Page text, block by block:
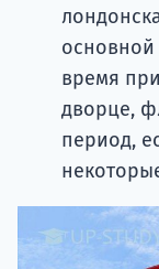
время
дворце,
период,